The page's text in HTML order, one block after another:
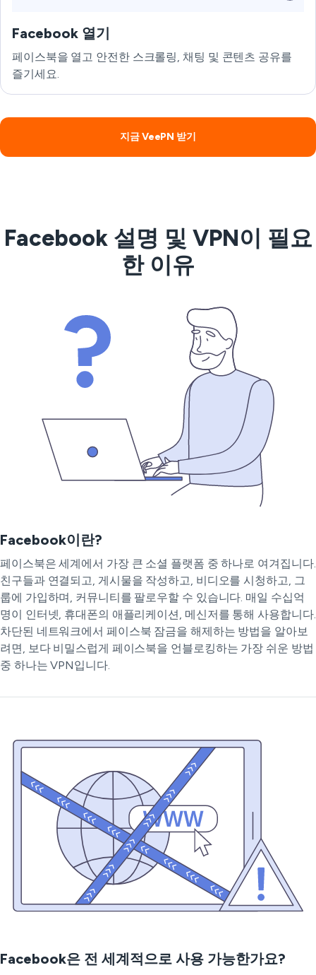
Facebook 열기
페이스북을 열고 안전한 스크롤링, 채팅 및 콘텐츠 공유를
즐기세요.
지금 VeePN 받기
Facebook 설명 및 VPN이 필요
한 이유
Facebook이란?
페이스북은 세계에서 가장 큰 소셜 플랫폼 중 하나로 여겨집니다.
친구들과 연결되고, 게시물을 작성하고, 비디오를 시청하고, 그
룹에 가입하며, 커뮤니티를 팔로우할 수 있습니다. 매일 수십억
명이 인터넷, 휴대폰의 애플리케이션, 메신저를 통해 사용합니다.
차단된 네트워크에서 페이스북 잠금을 해제하는 방법을 알아보
려면, 보다 비밀스럽게 페이스북을 언블로킹하는 가장 쉬운 방법
중 하나는 VPN입니다.
Facebook은 전 세계적으로 사용 가능한가요?